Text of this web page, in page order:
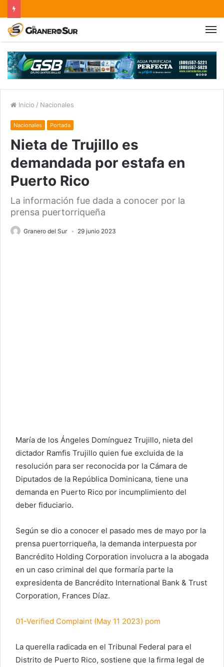
Inicio / Nacionales
Nacionales Portada
Nieta de Trujillo es
demandada por estafa en
Puerto Rico
La información fue dada a conocer por la
prensa puertorriqueña
Granero del Sur 29 junio 2023
María de los Ángeles Domínguez Trujillo, nieta del
dictador Ramfis Trujillo quien fue excluida de la
resolución para ser reconocida por la Cámara de
Diputados de la República Dominicana, tiene una
demanda en Puerto Rico por incumplimiento del
deber fiduciario.
Según se dio a conocer el pasado mes de mayo por la
prensa puertorriqueña, la demanda interpuesta por
Bancrédito Holding Corporation involucra a la abogada
en un caso criminal del que formaría parte la
expresidenta de Bancrédito International Bank & Trust
Corporation, Frances Díaz.
01-Verified Complaint (May 11 2023) pom
La querella radicada en el Tribunal Federal para el
Distrito de Puerto Rico, sostiene que la firma legal de